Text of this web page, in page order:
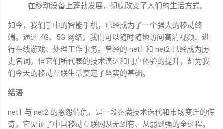
在移动设备上蓬勃发展，彻底改变了人们的生活方式。
如今，我们手中的智能手机，已经成为了一个强大的移动终
端。通过 4G、 5G 网络，我们可以随时随地访问高清视频、进
行在线游戏、处理工作事务。曾经的 net1 和 net2 已经成为历
史名词，但它们所代表的技术演进和用户体验的提升，却为我
们今天的移动互联生活奠定了坚实的基础。
结语
net1 与 net2 的恩怨情仇，是一段充满技术迭代和市场变迁的传
奇。它见证了中国移动互联网从无到有、从弱到强的全过程。